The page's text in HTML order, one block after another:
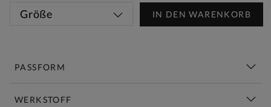
Größe IN DEN WARENKORB
PASSFORM
WERKSTOFF